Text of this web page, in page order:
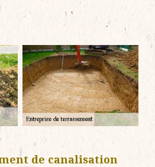
de canalisation